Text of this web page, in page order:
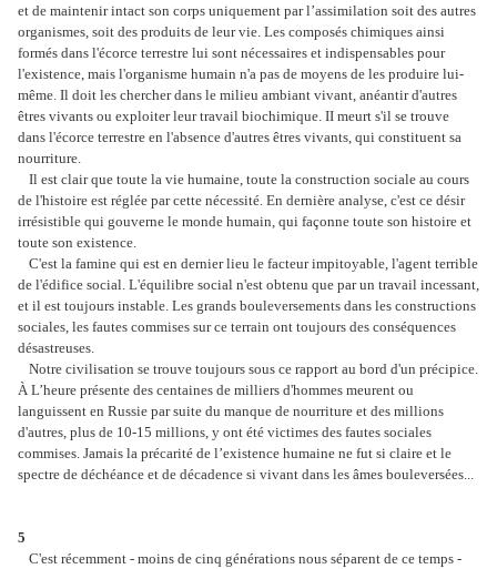
et de maintenir intact son corps uniquement par l’assimilation soit des autres
organismes, soit des produits de leur vie. Les composés chimiques ainsi
formés dans l'écorce terrestre lui sont nécessaires et indispensables pour
l'existence, mais l'organisme humain n'a pas de moyens de les produire lui-
même. Il doit les chercher dans le milieu ambiant vivant, anéantir d'autres
êtres vivants ou exploiter leur travail biochimique. II meurt s'il se trouve
dans l'écorce terrestre en l'absence d'autres êtres vivants, qui constituent sa
nourriture.
Il est clair que toute la vie humaine, toute la construction sociale au cours
de l'histoire est réglée par cette nécessité. En dernière analyse, c'est ce désir
irrésistible qui gouverne le monde humain, qui façonne toute son histoire et
toute son existence.
C'est la famine qui est en dernier lieu le facteur impitoyable, l'agent terrible
de l'édifice social. L'équilibre social n'est obtenu que par un travail incessant,
et il est toujours instable. Les grands bouleversements dans les constructions
sociales, les fautes commises sur ce terrain ont toujours des conséquences
désastreuses.
Notre civilisation se trouve toujours sous ce rapport au bord d'un précipice.
À L’heure présente des centaines de milliers d'hommes meurent ou
languissent en Russie par suite du manque de nourriture et des millions
d'autres, plus de 10-15 millions, y ont été victimes des fautes sociales
commises. Jamais la précarité de l’existence humaine ne fut si claire et le
spectre de déchéance et de décadence si vivant dans les âmes bouleversées...
5
C'est récemment - moins de cinq générations nous séparent de ce temps -